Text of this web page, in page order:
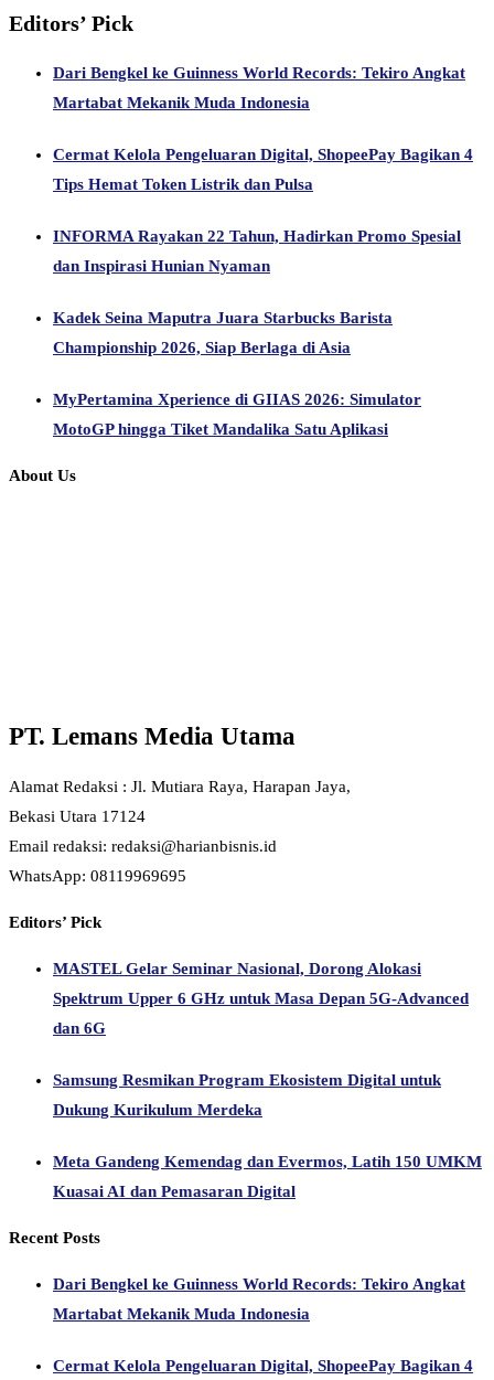
Editors’ Pick
Dari Bengkel ke Guinness World Records: Tekiro Angkat
Martabat Mekanik Muda Indonesia
Cermat Kelola Pengeluaran Digital, ShopeePay Bagikan 4
Tips Hemat Token Listrik dan Pulsa
INFORMA Rayakan 22 Tahun, Hadirkan Promo Spesial
dan Inspirasi Hunian Nyaman
Kadek Seina Maputra Juara Starbucks Barista
Championship 2026, Siap Berlaga di Asia
MyPertamina Xperience di GIIAS 2026: Simulator
MotoGP hingga Tiket Mandalika Satu Aplikasi
About Us
PT. Lemans Media Utama
Alamat Redaksi : Jl. Mutiara Raya, Harapan Jaya,
Bekasi Utara 17124
Email redaksi: redaksi@harianbisnis.id
WhatsApp: 08119969695
Editors’ Pick
MASTEL Gelar Seminar Nasional, Dorong Alokasi
Spektrum Upper 6 GHz untuk Masa Depan 5G-Advanced
dan 6G
Samsung Resmikan Program Ekosistem Digital untuk
Dukung Kurikulum Merdeka
Meta Gandeng Kemendag dan Evermos, Latih 150 UMKM
Kuasai AI dan Pemasaran Digital
Recent Posts
Dari Bengkel ke Guinness World Records: Tekiro Angkat
Martabat Mekanik Muda Indonesia
Cermat Kelola Pengeluaran Digital, ShopeePay Bagikan 4